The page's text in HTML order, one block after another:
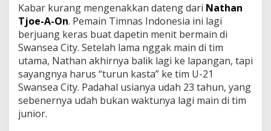
Kabar kurang mengenakkan dateng dari Nathan
Tjoe-A-On. Pemain Timnas Indonesia ini lagi
berjuang keras buat dapetin menit bermain di
Swansea City. Setelah lama nggak main di tim
utama, Nathan akhirnya balik lagi ke lapangan, tapi
sayangnya harus “turun kasta” ke tim U-21
Swansea City. Padahal usianya udah 23 tahun, yang
sebenernya udah bukan waktunya lagi main di tim
junior.